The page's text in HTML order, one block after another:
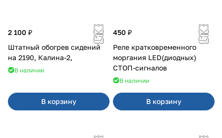
2 100 ₽
Штатный обогрев сидений
на 2190, Калина-2,
В наличии
В корзину
450 ₽
Реле кратковременного
моргания LED(диодных)
СТОП-сигналов
В наличии
В корзину